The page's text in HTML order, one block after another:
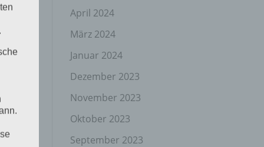
April 2024
März 2024
Januar 2024
Dezember 2023
November 2023
Oktober 2023
September 2023